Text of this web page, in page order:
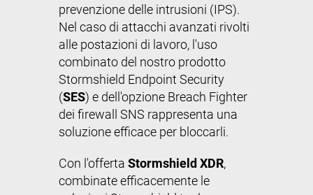
prevenzione delle intrusioni (IPS).
Nel caso di attacchi avanzati rivolti
alle postazioni di lavoro, l'uso
combinato del nostro prodotto
Stormshield Endpoint Security
(SES) e dell'opzione Breach Fighter
dei firewall SNS rappresenta una
soluzione efficace per bloccarli.
Con l'offerta Stormshield XDR,
combinate efficacemente le